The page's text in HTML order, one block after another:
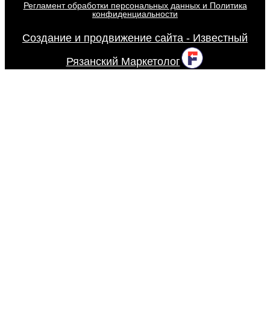
Регламент обработки персональных данных и Политика
конфиденциальности
Создание и продвижение сайта - Известный
Рязанский Маркетолог